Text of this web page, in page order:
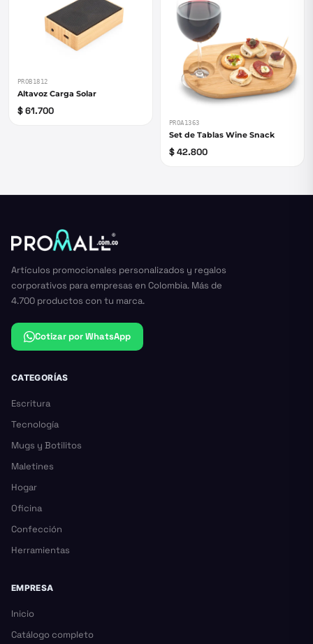
PROB1812
Altavoz Carga Solar
$ 61.700
PROA1363
Set de Tablas Wine Snack
$ 42.800
Artículos promocionales personalizados y regalos
corporativos para empresas en Colombia. Más de
4.700 productos con tu marca.
Cotizar por WhatsApp
CATEGORÍAS
Escritura
Tecnología
Mugs y Botilitos
Maletines
Hogar
Oficina
Confección
Herramientas
EMPRESA
Inicio
Catálogo completo